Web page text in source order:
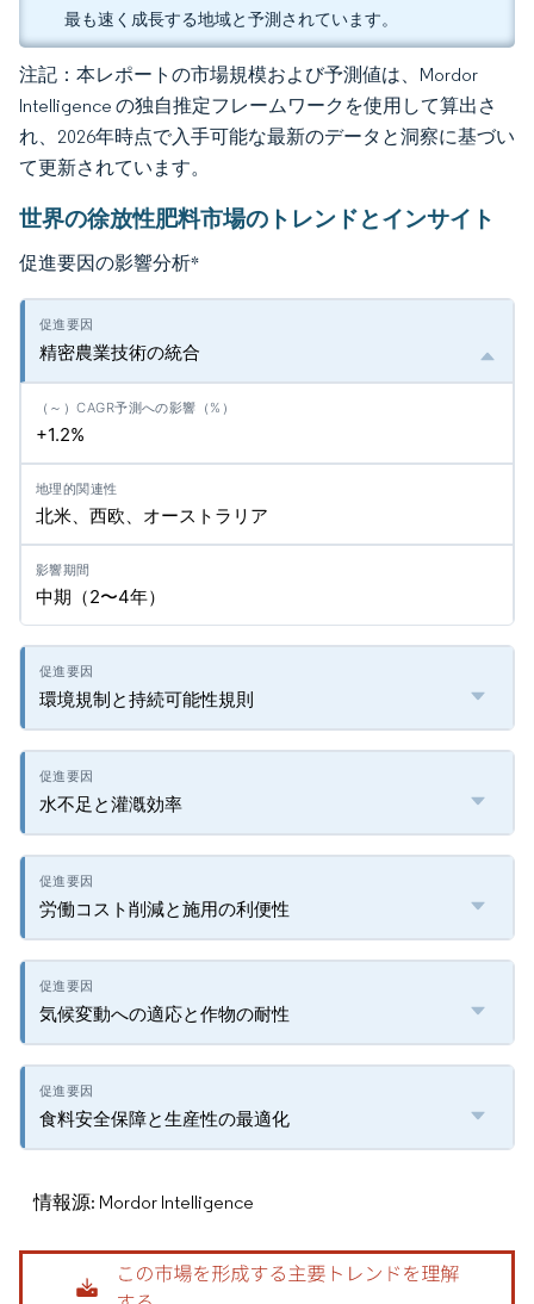
最も速く成長する地域と予測されています。
注記：本レポートの市場規模および予測値は、Mordor
Intelligence の独自推定フレームワークを使用して算出さ
れ、2026年時点で入手可能な最新のデータと洞察に基づい
て更新されています。
世界の徐放性肥料市場のトレンドとインサイト
促進要因の影響分析*
精密農業技術の統合
+1.2%
北米、西欧、オーストラリア
中期（2〜4年）
環境規制と持続可能性規則
水不足と灌漑効率
労働コスト削減と施用の利便性
気候変動への適応と作物の耐性
食料安全保障と生産性の最適化
情報源: Mordor Intelligence